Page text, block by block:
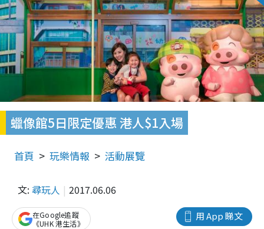
蠟像館5日限定優惠 港人$1入場
首頁 玩樂情報 活動展覽
文: 尋玩人 2017.06.06
用 App 睇文
在Google追蹤
《UHK 港生活》